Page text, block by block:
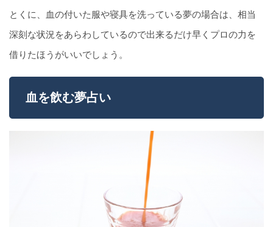
とくに、血の付いた服や寝具を洗っている夢の場合は、相当
深刻な状況をあらわしているので出来るだけ早くプロの力を
借りたほうがいいでしょう。
血を飲む夢占い